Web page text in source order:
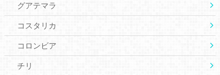
グアテマラ
コスタリカ
コロンビア
チリ